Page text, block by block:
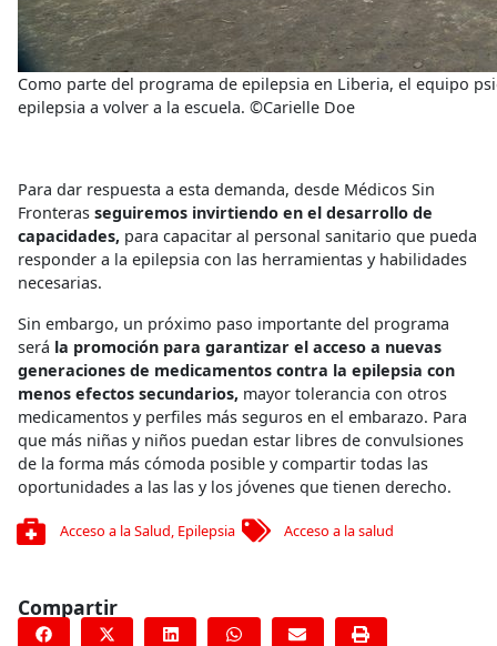
Como parte del programa de epilepsia en Liberia, el equipo
epilepsia a volver a la escuela. ©Carielle Doe
Para dar respuesta a esta demanda, desde Médicos Sin
Fronteras seguiremos invirtiendo en el desarrollo de
capacidades, para capacitar al personal sanitario que pueda
responder a la epilepsia con las herramientas y habilidades
necesarias.
Sin embargo, un próximo paso importante del programa
será la promoción para garantizar el acceso a nuevas
generaciones de medicamentos contra la epilepsia con
menos efectos secundarios, mayor tolerancia con otros
medicamentos y perfiles más seguros en el embarazo. Para
que más niñas y niños puedan estar libres de convulsiones
de la forma más cómoda posible y compartir todas las
oportunidades a las las y los jóvenes que tienen derecho.
Acceso a la Salud, Epilepsia Acceso a la salud
Compartir